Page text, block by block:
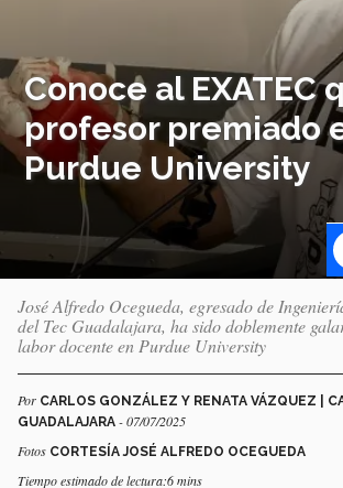
Conoce al EXATEC
profesor premiado
Purdue University
José Alfredo Ocegueda, egresado de
del Tec Guadalajara, ha sido doblemente
labor docente en Purdue University
Por CARLOS GONZÁLEZ Y RENATA VÁZQUEZ |
GUADALAJARA - 07/07/2025
Fotos CORTESÍA JOSÉ ALFREDO OCEGUEDA
Tiempo estimado de lectura:6 mins